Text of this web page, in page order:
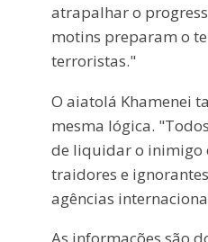
atrapalhar o
motins preparam o
terroristas."
O aiatolá Khamenei
mesma lógica.
de liquidar o inimigo
traidores e
agências